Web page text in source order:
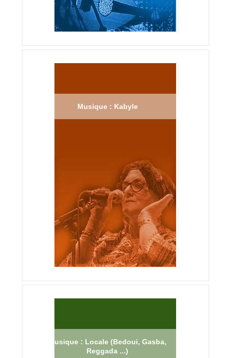
Musique : Kabyle
Musique : Locale (Bedoui, Gasba,
Reggada ...)